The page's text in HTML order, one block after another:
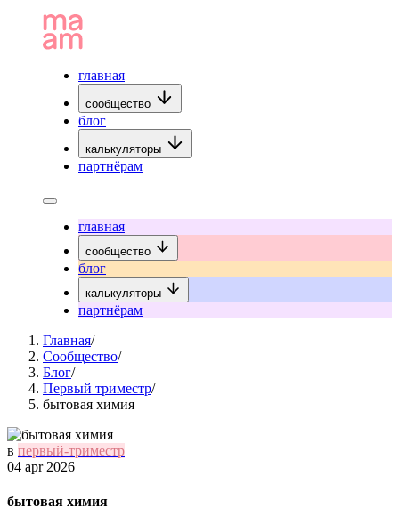
главная
сообщество
блог
калькуляторы
партнёрам
главная
сообщество
блог
калькуляторы
партнёрам
Главная/
Сообщество/
Блог/
Первый триместр/
бытовая химия
в первый-триместр
04 apr 2026
бытовая химия